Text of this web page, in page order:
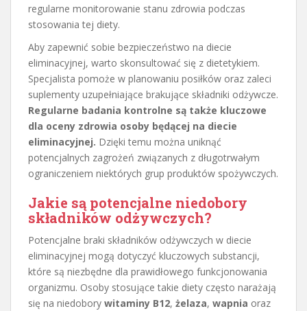
regularne monitorowanie stanu zdrowia podczas
stosowania tej diety.
Aby zapewnić sobie bezpieczeństwo na diecie
eliminacyjnej, warto skonsultować się z dietetykiem.
Specjalista pomoże w planowaniu posiłków oraz zaleci
suplementy uzupełniające brakujące składniki odżywcze.
Regularne badania kontrolne są także kluczowe
dla oceny zdrowia osoby będącej na diecie
eliminacyjnej. Dzięki temu można uniknąć
potencjalnych zagrożeń związanych z długotrwałym
ograniczeniem niektórych grup produktów spożywczych.
Jakie są potencjalne niedobory
składników odżywczych?
Potencjalne braki składników odżywczych w diecie
eliminacyjnej mogą dotyczyć kluczowych substancji,
które są niezbędne dla prawidłowego funkcjonowania
organizmu. Osoby stosujące takie diety często narażają
się na niedobory witaminy B12, żelaza, wapnia oraz